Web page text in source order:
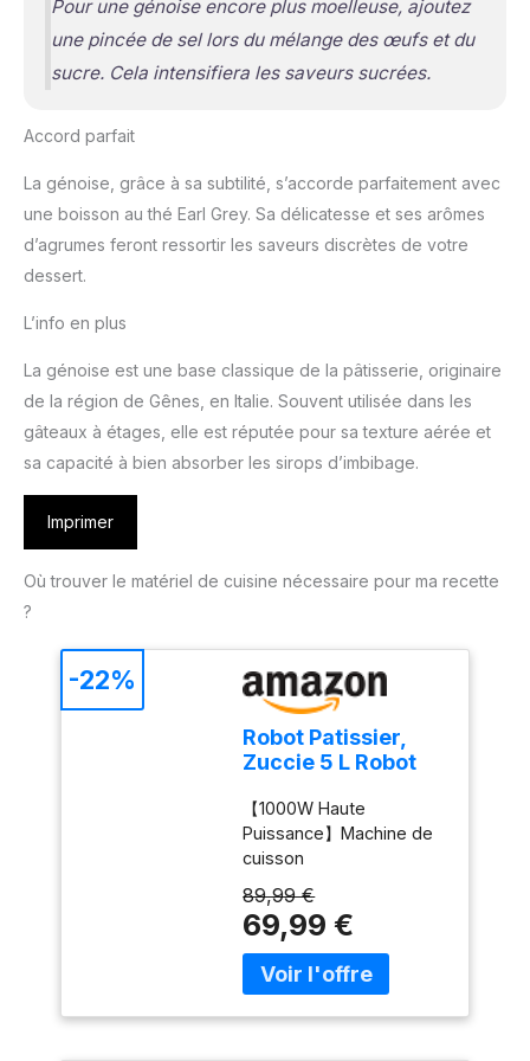
Pour une génoise encore plus moelleuse, ajoutez
une pincée de sel lors du mélange des œufs et du
sucre. Cela intensifiera les saveurs sucrées.
Accord parfait
La génoise, grâce à sa subtilité, s’accorde parfaitement avec
une boisson au thé Earl Grey. Sa délicatesse et ses arômes
d’agrumes feront ressortir les saveurs discrètes de votre
dessert.
L’info en plus
La génoise est une base classique de la pâtisserie, originaire
de la région de Gênes, en Italie. Souvent utilisée dans les
gâteaux à étages, elle est réputée pour sa texture aérée et
sa capacité à bien absorber les sirops d’imbibage.
Imprimer
Où trouver le matériel de cuisine nécessaire pour ma recette
?
Robot Patissier,
Zuccie 5 L Robot
Robot Cuisine avec
Fouet, Batteur,
Crochet, Bol
d'Acier Inoxydable
et Pare-
éclaboussures,
8+P Vitesses Robot
Pétrin
Professionnel
【1000W Haute
Puissance】Machine de
cuisson
forte puissance de
1000W, efficacité de
pétrissage élevée,
formation rapide de film
cuivre pur 8830, faible
89,99 €
69,99 €
-22%